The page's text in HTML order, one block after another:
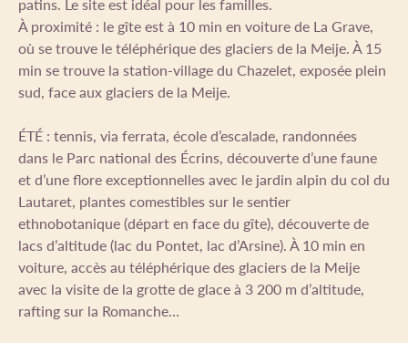
À proximité : le gîte est à 10 min en voiture de La Grave,
où se trouve le téléphérique des glaciers de la Meije. À 15
min se trouve la station-village du Chazelet, exposée plein
sud, face aux glaciers de la Meije.
ÉTÉ : tennis, via ferrata, école d’escalade, randonnées
dans le Parc national des Écrins, découverte d’une faune
et d’une flore exceptionnelles avec le jardin alpin du col du
Lautaret, plantes comestibles sur le sentier
ethnobotanique (départ en face du gîte), découverte de
lacs d’altitude (lac du Pontet, lac d’Arsine). À 10 min en
voiture, accès au téléphérique des glaciers de la Meije
avec la visite de la grotte de glace à 3 200 m d’altitude,
rafting sur la Romanche…